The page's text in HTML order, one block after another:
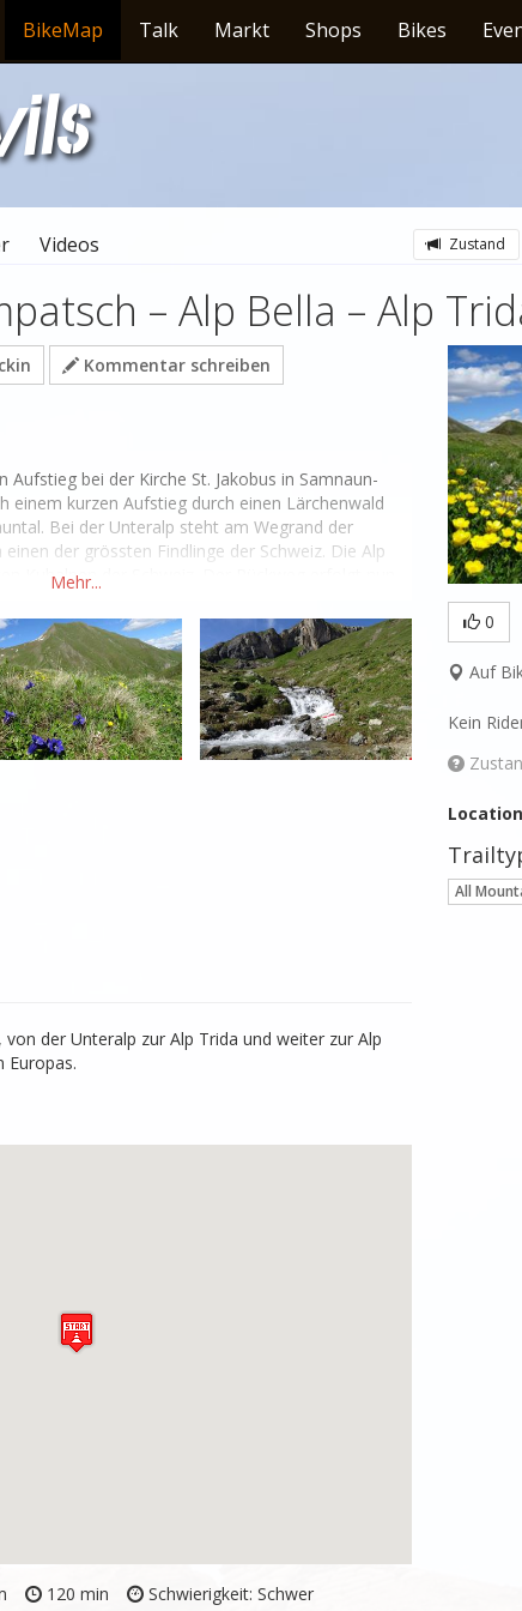
BikeMap Talk Markt Shops Bikes
Videos Zustand
– Alp Bella – Alp
0
Auf
Kein
Location
All
Kommentar schreiben
bei der Kirche St. Jakobus in Samnaun-
einem kurzen Aufstieg durch einen Lärchenwald
Bei der Unteralp steht am Wegrand der
der grössten Findlinge der Schweiz. Die Alp
Kuhalpen der Schweiz. Der Rückweg erfolgt nun
der Unteralp zur Alp Trida und weiter zur Alp
Europas.
120 min Schwierigkeit: Schwer